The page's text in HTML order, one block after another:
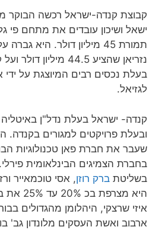
קבוצת קנדה-ישראל רכשה הבוקר
תמורת 45 מיליון דולר. היא
נזריאן שהציע 44.5
בעלת נכסים רבים המיוצגת על
לגזיאל.
קנדה- ישראל בעלת נדל"ן באיטליה
ובעלת פרויקטים למגורים
שעבר את חברת פאן טכנולוגיות
בחברת הצמיגים הבינלאומית
בשליטת ברק רוזן, אסי טוכמאייר
היא
איזי שרצקי, היהלומן מהגדולים
ארבוב ואשת העסקים מלונדון גב'